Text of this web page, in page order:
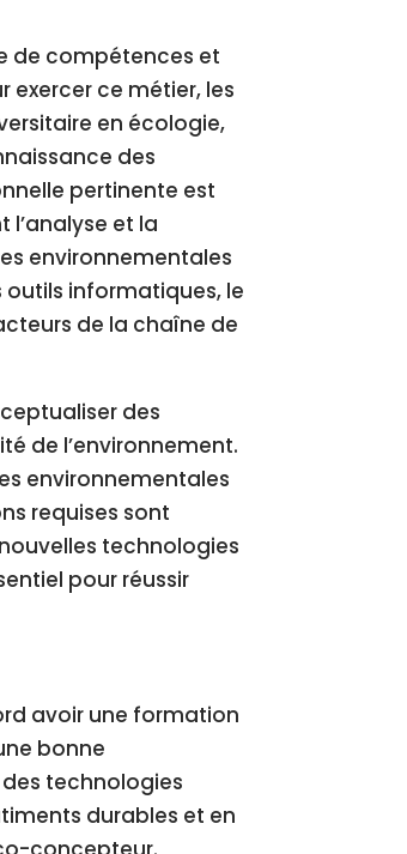
de compétences et
exercer ce métier, les
en écologie,
des
pertinente est
et la
environnementales
outils informatiques, le
de la chaîne de
des
de l’environnement.
environnementales
requises sont
technologies
pour réussir
avoir une formation
bonne
technologies
durables et en